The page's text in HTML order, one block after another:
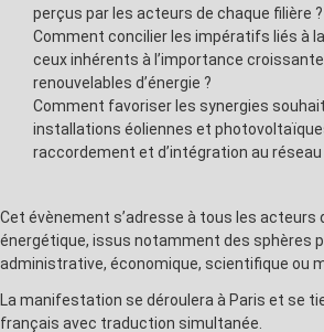
perçus par les acteurs de chaque filière ?
Comment concilier les impératifs liés à
ceux inhérents à l’importance
renouvelables d’énergie ?
Comment favoriser les synergies
installations éoliennes et
raccordement et d’intégration au
Cet évènement s’adresse à tous les acteurs
énergétique, issus notamment des sphères
administrative, économique, scientifique ou
La manifestation se déroulera à Paris et se
français avec traduction simultanée.